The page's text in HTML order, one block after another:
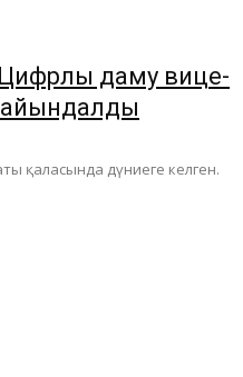
даму вице-
қаласында дүниеге келген.